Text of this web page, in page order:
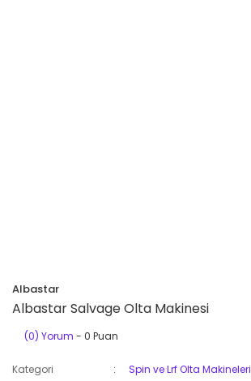
Albastar
Albastar Salvage Olta Makinesi
(0) Yorum - 0 Puan
Kategori
Spin ve Lrf Olta Makineleri